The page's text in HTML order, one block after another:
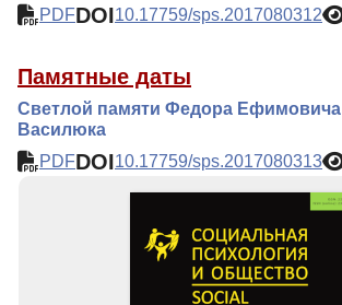
PDFDOI10.17759/sps.2017080312
Памятные даты
Светлой памяти Федора Ефимовича
Василюка
PDFDOI10.17759/sps.2017080313